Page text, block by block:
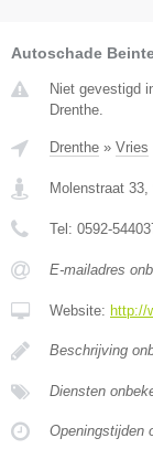
Autoschade
Niet gevestigd
Drenthe.
Drenthe » Vries
Molenstraat 33,
Tel: 0592-
E-mailadres
Website: http://
Beschrijving
Diensten
Openingstijden